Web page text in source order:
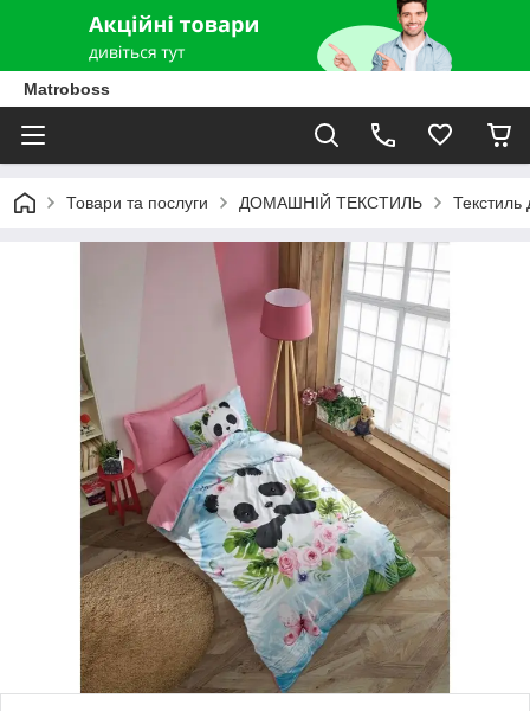
Matroboss
Товари та послуги ДОМАШНІЙ ТЕКСТИЛЬ Текстиль